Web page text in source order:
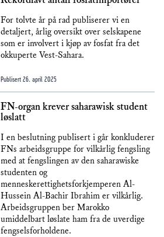
For tolvte år på rad publiserer vi en
detaljert, årlig oversikt over selskapene
som er involvert i kjøp av fosfat fra det
okkuperte Vest-Sahara.
Publisert 26. april 2025
FN-organ krever saharawisk student
løslatt
I en beslutning publisert i går konkluderer
FNs arbeidsgruppe for vilkårlig fengsling
med at fengslingen av den saharawiske
studenten og
menneskerettighetsforkjemperen Al-
Hussein Al-Bachir Ibrahim er vilkårlig.
Arbeidsgruppen ber Marokko
umiddelbart løslate ham fra de uverdige
fengselsforholdene.